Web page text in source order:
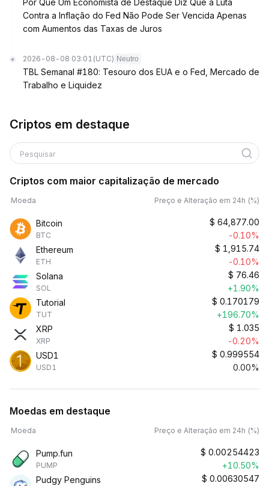
Por Que Um Economista de Destaque Diz Que a Luta
Contra a Inflação do Fed Não Pode Ser Vencida Apenas
com Aumentos das Taxas de Juros
2026-08-08 03:01 (UTC) Neutro
TBL Semanal #180: Tesouro dos EUA e o Fed, Mercado de
Trabalho e Liquidez
Criptos em destaque
Pesquisar
Criptos com maior capitalização de mercado
Moeda Preço e Alteração em 24h (%)
Bitcoin
BTC
$ 64,877.00
-0.10%
Ethereum
ETH
$ 1,915.74
-0.10%
Solana
SOL
$ 76.46
+1.90%
Tutorial
TUT
$ 0.170179
+196.70%
XRP
XRP
$ 1.035
-0.20%
USD1
USD1
$ 0.999554
0.00%
Moedas em destaque
Moeda Preço e Alteração em 24h (%)
Pump.fun
PUMP
$ 0.00254423
+10.50%
Pudgy Penguins
$ 0.00630547